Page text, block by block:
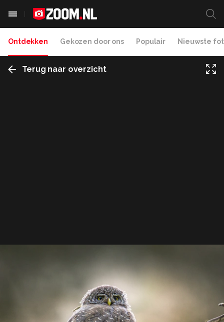
Ontdekken Gekozen door ons Populair Nieuwste
Terug naar overzicht